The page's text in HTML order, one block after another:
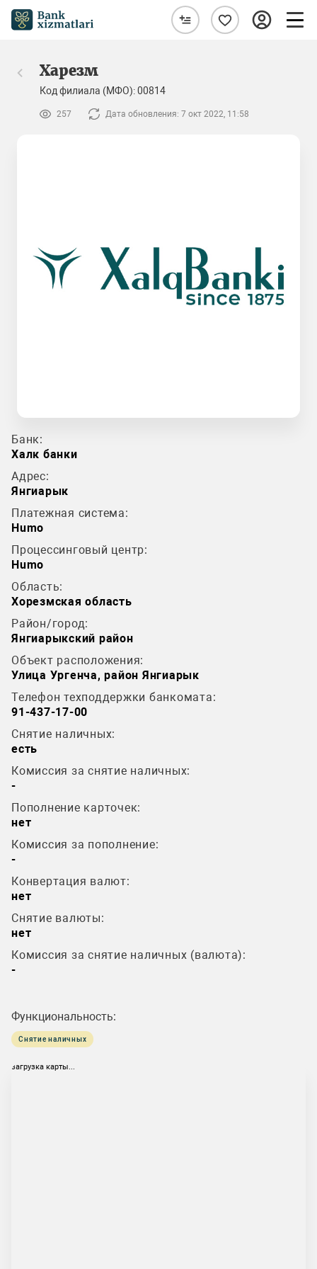
Харезм
Код филиала (МФО): 00814
257 Дата обновления: 7 окт 2022, 11:58
Банк:
Халк банки
Адрес:
Янгиарык
Платежная система:
Humo
Процессинговый центр:
Humo
Область:
Хорезмская область
Район/город:
Янгиарыкский район
Объект расположения:
Улица Ургенча, район Янгиарык
Телефон техподдержки банкомата:
91-437-17-00
Снятие наличных:
есть
Комиссия за снятие наличных:
-
Пополнение карточек:
нет
Комиссия за пополнение:
-
Конвертация валют:
нет
Снятие валюты:
нет
Комиссия за снятие наличных (валюта):
-
Функциональность:
Снятие наличных
загрузка карты...